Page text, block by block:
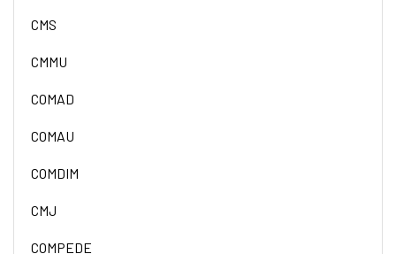
CMS
CMMU
COMAD
COMAU
COMDIM
CMJ
COMPEDE